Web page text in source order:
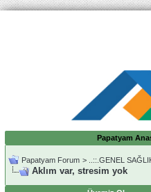
Papatyam
Papatyam Forum > ..::.GENEL
Aklım var, stresim yok